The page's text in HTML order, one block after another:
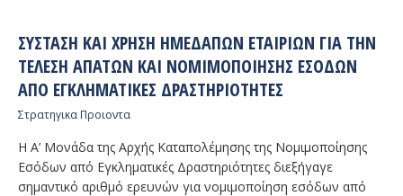
ΣΎΣΤΑΣΗ ΚΑΙ ΧΡΉΣΗ ΗΜΕΔΑΠΏΝ ΕΤΑΙΡΙΏΝ ΓΙΑ ΤΗΝ
ΤΈΛΕΣΗ ΑΠΑΤΏΝ ΚΑΙ ΝΟΜΙΜΟΠΟΊΗΣΗΣ ΕΣΌΔΩΝ
ΑΠΌ ΕΓΚΛΗΜΑΤΙΚΈΣ ΔΡΑΣΤΗΡΙΌΤΗΤΕΣ
Στρατηγικα Προιοντα
Η Α’ Μονάδα της Αρχής Καταπολέμησης της Νομιμοποίησης
Εσόδων από Εγκληματικές Δραστηριότητες διεξήγαγε
σημαντικό αριθμό ερευνών για νομιμοποίηση εσόδων από